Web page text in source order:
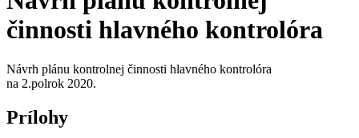
činnosti hlavného kontrolóra
Návrh plánu kontrolnej činnosti hlavného kontrolóra
na 2.polrok 2020.
Prílohy